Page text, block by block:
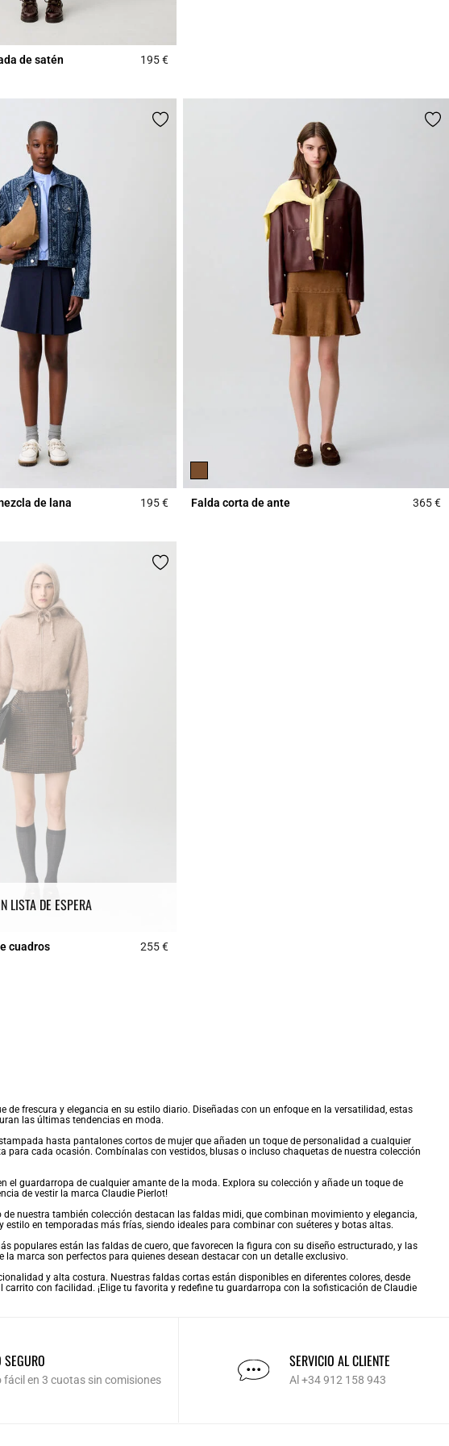
Rating
de satén 195 €3,6 out of 5 Customer Rating
Ratingde lana 195 €5 out of 5 Customer Rating
Falda corta de ante 365 €
Rating
LISTA DE ESPERA
cuadros 255 €5 out of 5 Customer Rating
frescura y elegancia en su estilo diario. Diseñadas con un enfoque en la versatilidad, estas
las últimas tendencias en moda.
hasta pantalones cortos de mujerque añaden un toque de personalidad a cualquier
cada ocasión. Combínalas con vestidos, blusas o incluso chaquetas de nuestra colección
el guardarropa de cualquier amante de la moda. Explora su colección y añade un toque de
de vestir la marca Claudie Pierlot!
nuestra también colección destacan las faldas midi, que combinan movimiento y elegancia,
estilo en temporadas más frías, siendo ideales para combinar con suéteres y botas altas.
populares están las faldas de cuero, que favorecen la figura con su diseño estructurado, y las
marca son perfectos para quienes desean destacar con un detalle exclusivo.
y alta costura. Nuestras faldas cortas están disponibles en diferentes colores, desde
con facilidad. ¡Elige tu favorita y redefine tu guardarropa con la sofisticación de Claudie
SEGURO
fácil en 3 cuotas sin comisiones
SERVICIO AL CLIENTE
Al +34 912 158 943